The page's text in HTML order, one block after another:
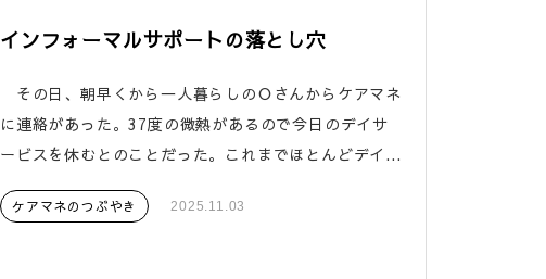
インフォーマルサポートの落とし穴
その日、朝早くから一人暮らしのＯさんからケアマネ
に連絡があった。37度の微熱があるので今日のデイサ
ービスを休むとのことだった。これまでほとんどデイ...
ケアマネのつぶやき 2025.11.03